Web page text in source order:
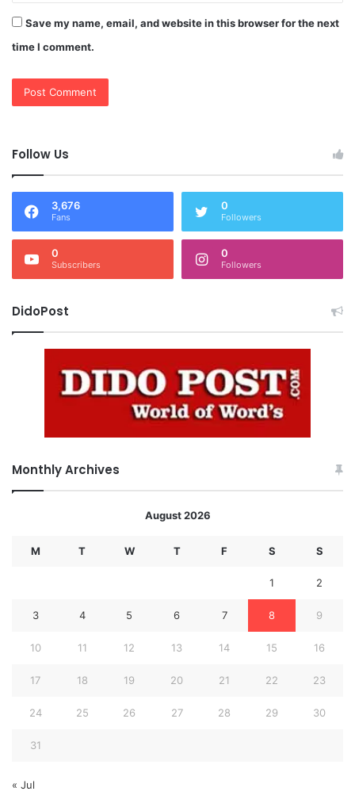
Save my name, email, and website in this browser for the next
time I comment.
Follow Us
3,676
Fans
0
Followers
0
Subscribers
0
Followers
DidoPost
Monthly Archives
August 2026
M T W T F S S
1 2
3 4 5 6 7 8 9
10 11 12 13 14 15 16
17 18 19 20 21 22 23
24 25 26 27 28 29 30
31
« Jul